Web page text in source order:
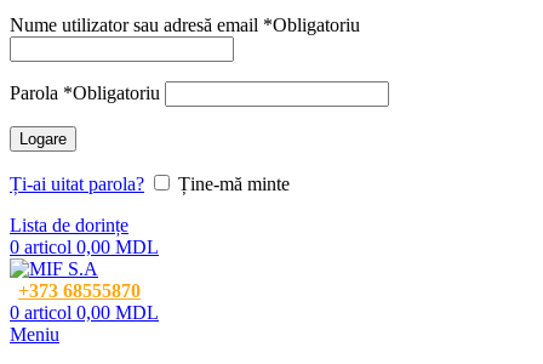
Nume utilizator sau adresă email *Obligatoriu
Parola *Obligatoriu
Logare
Ți-ai uitat parola?
Ține-mă minte
Lista de dorințe
0 articol 0,00 MDL
+373 68555870
0 articol 0,00 MDL
Meniu